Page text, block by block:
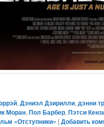
,Дэниэл Дзирилли,дэнни
Моран,Пол Барбер,Пэтси
«Отступники» |Добавить